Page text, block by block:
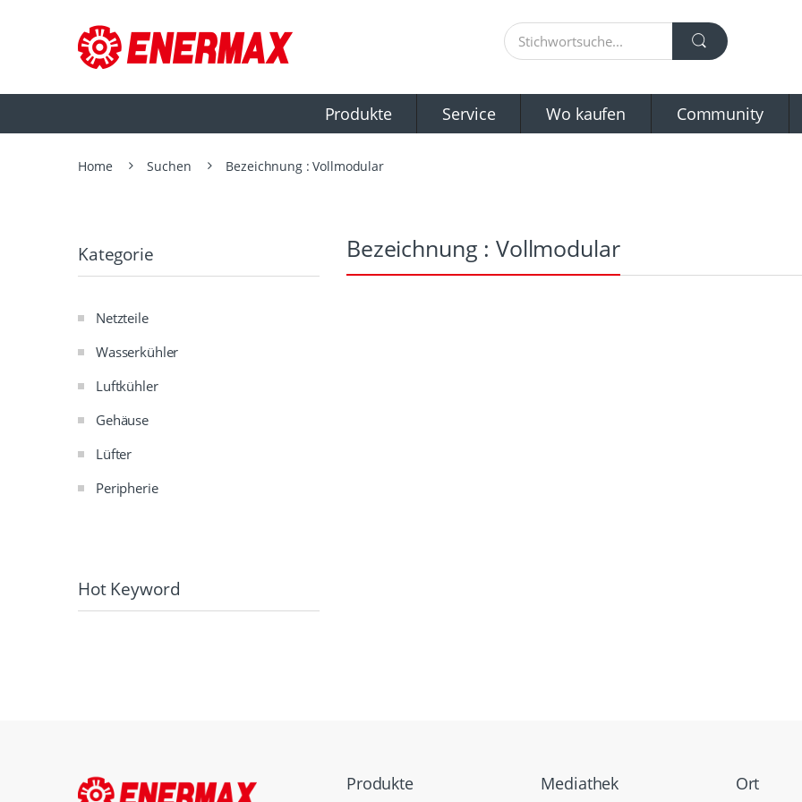
Produkte Service Wo kaufen Community
Home Suchen Bezeichnung : Vollmodular
Kategorie
Netzteile
Wasserkühler
Luftkühler
Gehäuse
Lüfter
Peripherie
Hot Keyword
Bezeichnung : Vollmodular
Produkte Mediathek Ort